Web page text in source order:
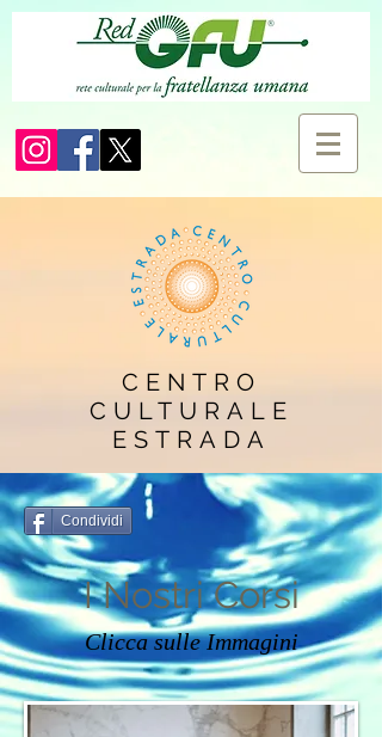
CENTRO
CULTURALE
ESTRADA
Condividi
I Nostri Corsi
Clicca sulle Immagini